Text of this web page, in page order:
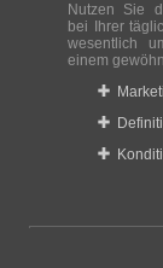
Nutzen Sie
bei Ihrer
wesentlich
einem